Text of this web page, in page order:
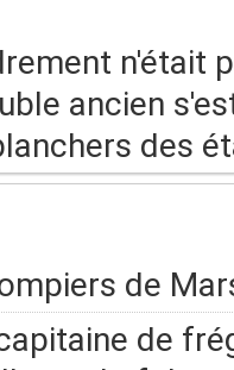
n'était
ancien
des
de
de